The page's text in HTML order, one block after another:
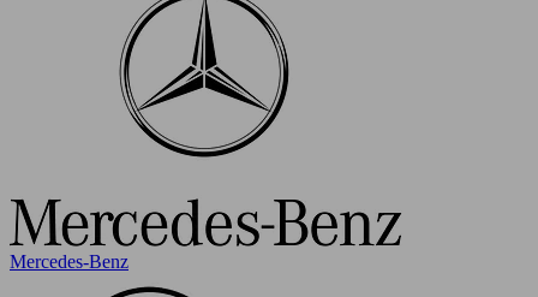
Mercedes-Benz